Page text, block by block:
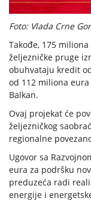
Foto: Vlada Crne
Takođe, 175
željezničke pruge
obuhvataju kredit
od 112 miliona
Balkan.
Ovaj projekat će
željezničkog
regionalne
Ugovor sa
eura za podršku
preduzeća radi
energije i